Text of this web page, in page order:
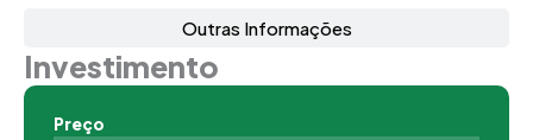
Outras Informações
Investimento
Preço